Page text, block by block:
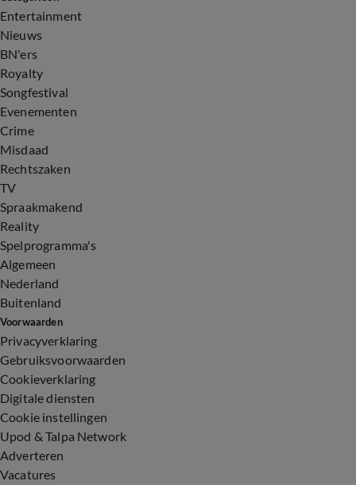
Entertainment
Nieuws
BN'ers
Royalty
Songfestival
Evenementen
Crime
Misdaad
Rechtszaken
TV
Spraakmakend
Reality
Spelprogramma's
Algemeen
Nederland
Buitenland
Voorwaarden
Privacyverklaring
Gebruiksvoorwaarden
Cookieverklaring
Digitale diensten
Cookie instellingen
Upod & Talpa Network
Adverteren
Vacatures